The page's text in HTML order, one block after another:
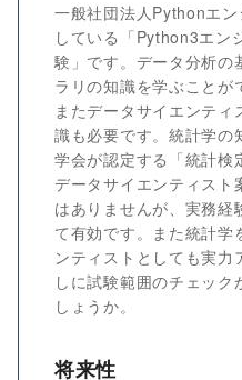
一般社団法人Pythonエ
している「Python3エン
験」です。データ分析の
ラリの知識を学ぶことが
またデータサイエンティ
識も必要です。統計学の
学会が認定する「統計検
データサイエンティスト
はありませんが、実務経
て有効です。また統計学
ンティストとしても実
しに試験範囲のチェッ
しょうか。
将来性